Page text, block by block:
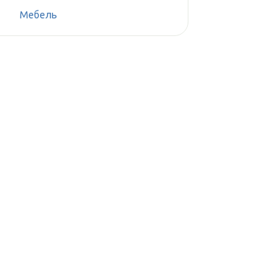
Мебель